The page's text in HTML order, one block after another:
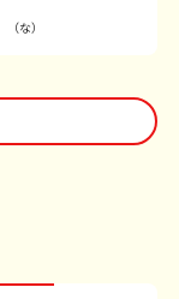
（な）